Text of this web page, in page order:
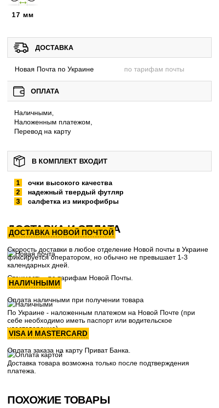
17 мм
ДОСТАВКА
Новая Почта по Украине по тарифам почты
ОПЛАТА
Наличными,
Наложенным платежом,
Перевод на карту
В КОМПЛЕКТ ВХОДИТ
очки высокого качества
надежный твердый футляр
салфетка из микрофибры
ДОСТАВКА И ОПЛАТА
ДОСТАВКА НОВОЙ ПОЧТОЙ
Скорость доставки в любое отделение Новой почты в Украине
фиксируется оператором, но обычно не превышает 1-3
календарных дней.
Стоимость - по тарифам Новой Почты.
НАЛИЧНЫМИ
Оплата наличными при получении товара
По Украине - наложенным платежом на Новой Почте (при
себе необходимо иметь паспорт или водительское
удостоверение)
VISA И MASTERCARD
Оплата заказа на карту Приват Банка.
Доставка товара возможна только после подтверждения
платежа.
ПОХОЖИЕ ТОВАРЫ